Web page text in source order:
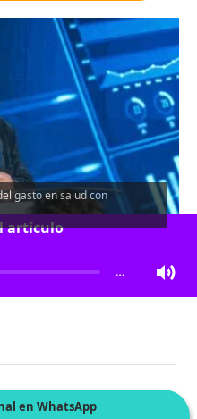
gasto en salud con
artículo
…
en WhatsApp